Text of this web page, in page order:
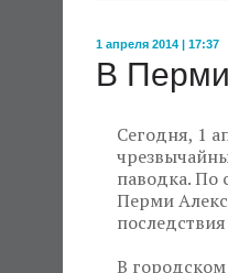
1 апреля 2014 | 17:37
В Перми
Сегодня, 1
паводка. По
Перми
В